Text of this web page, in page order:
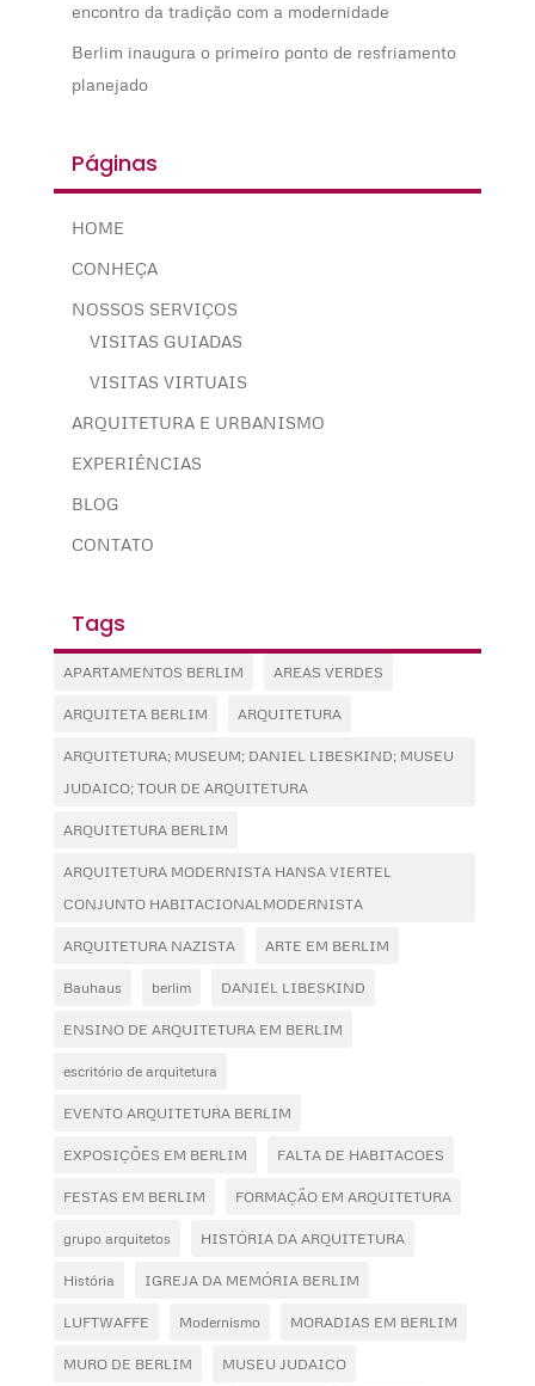
encontro da tradição com a modernidade
Berlim inaugura o primeiro ponto de resfriamento
planejado
Páginas
HOME
CONHEÇA
NOSSOS SERVIÇOS
VISITAS GUIADAS
VISITAS VIRTUAIS
ARQUITETURA E URBANISMO
EXPERIÊNCIAS
BLOG
CONTATO
Tags
APARTAMENTOS BERLIM AREAS VERDES
ARQUITETA BERLIM ARQUITETURA
ARQUITETURA; MUSEUM; DANIEL LIBESKIND; MUSEU
JUDAICO; TOUR DE ARQUITETURA
ARQUITETURA BERLIM
ARQUITETURA MODERNISTA HANSA VIERTEL
CONJUNTO HABITACIONALMODERNISTA
ARQUITETURA NAZISTA ARTE EM BERLIM
Bauhaus berlim DANIEL LIBESKIND
ENSINO DE ARQUITETURA EM BERLIM
escritório de arquitetura
EVENTO ARQUITETURA BERLIM
EXPOSIÇÕES EM BERLIM FALTA DE HABITACOES
FESTAS EM BERLIM FORMAÇÃO EM ARQUITETURA
grupo arquitetos HISTÓRIA DA ARQUITETURA
História IGREJA DA MEMÓRIA BERLIM
LUFTWAFFE Modernismo MORADIAS EM BERLIM
MURO DE BERLIM MUSEU JUDAICO